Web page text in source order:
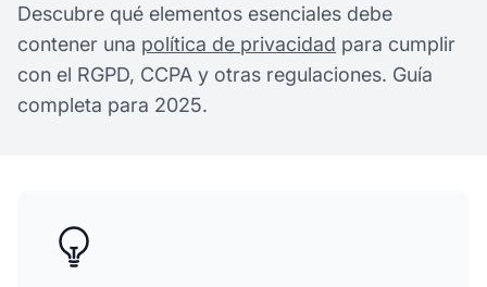
Descubre qué elementos esenciales debe
contener una política de privacidad para cumplir
con el RGPD, CCPA y otras regulaciones. Guía
completa para 2025.